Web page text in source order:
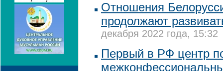
Отношения
продолжают
декабря 2022 года, 15:32
Первый в РФ центр